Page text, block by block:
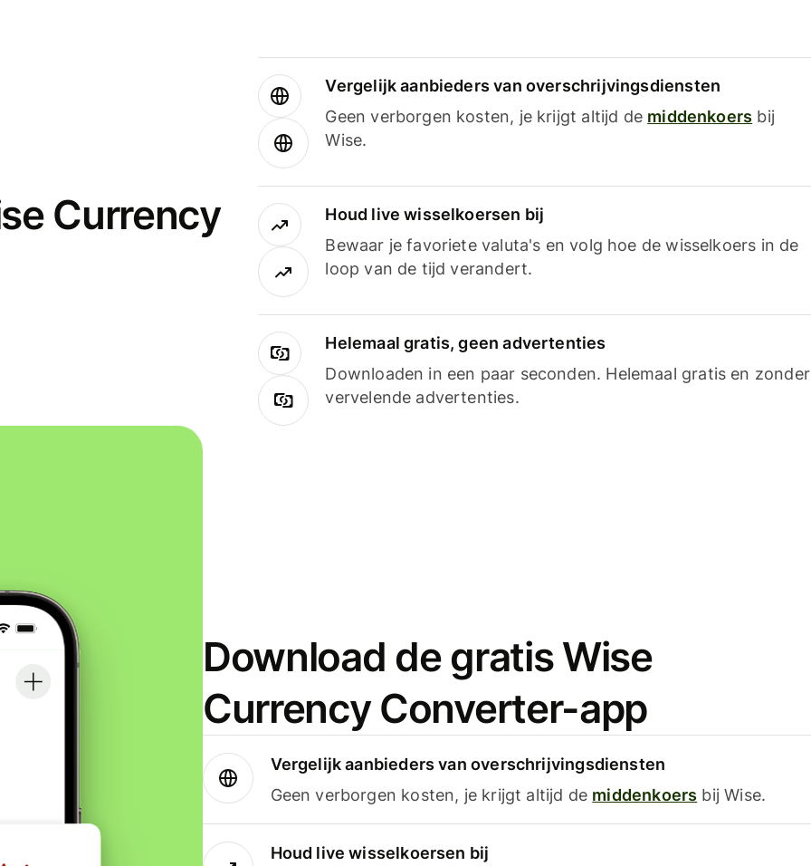
Currency
Vergelijk aanbieders van overschrijvingsdiensten
Geen verborgen kosten, je krijgt altijd de middenkoers bij
Wise.
Houd live wisselkoersen bij
Bewaar je favoriete valuta's en volg hoe de wisselkoers in de
loop van de tijd verandert.
Helemaal gratis, geen advertenties
Downloaden in een paar seconden. Helemaal gratis en zonder
vervelende advertenties.
Download de gratis Wise
Currency Converter-app
Vergelijk aanbieders van overschrijvingsdiensten
Geen verborgen kosten, je krijgt altijd de middenkoers bij Wise.
Houd live wisselkoersen bij